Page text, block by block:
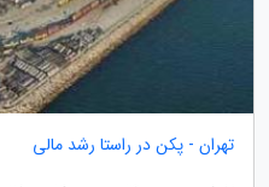
تهران - پکن در راستا رشد مالی